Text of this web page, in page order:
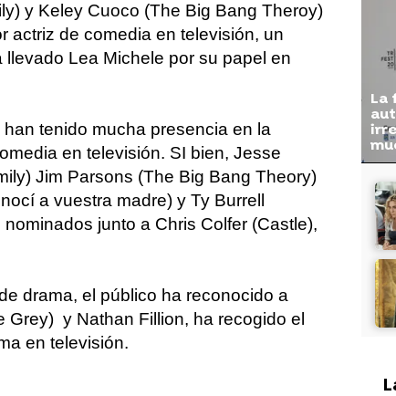
y Keley Cuoco (The Big Bang Theroy)
actriz de comedia en televisión, un
Lea Michele por su papel en
tenido mucha presencia en la
en televisión. SI bien, Jesse
Jim Parsons (The Big Bang Theory)
a vuestra madre) y Ty Burrell
junto a Chris Colfer (Castle),
drama, el público ha reconocido a
Grey) y Nathan Fillion, ha recogido el
en televisión.
La